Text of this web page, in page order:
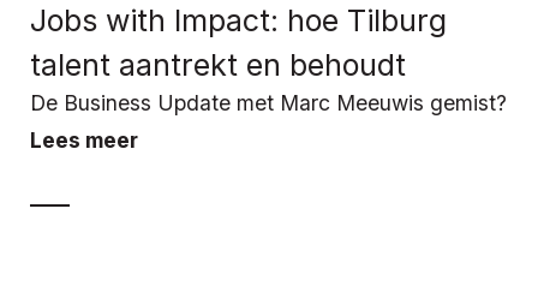
Jobs with Impact: hoe Tilburg
talent aantrekt en behoudt
De Business Update met Marc Meeuwis gemist?
Lees meer